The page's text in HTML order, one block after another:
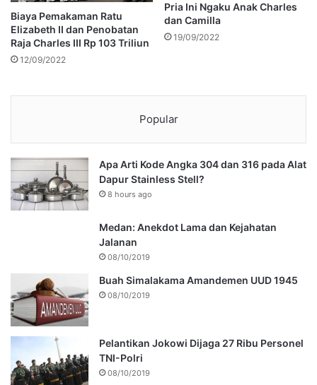
Biaya Pemakaman Ratu
Elizabeth II dan Penobatan
Raja Charles III Rp 103 Triliun
12/09/2022
Pria Ini Ngaku Anak Charles
dan Camilla
19/09/2022
Popular
Apa Arti Kode Angka 304 dan 316 pada Alat
Dapur Stainless Stell?
8 hours ago
Medan: Anekdot Lama dan Kejahatan
Jalanan
08/10/2019
Buah Simalakama Amandemen UUD 1945
08/10/2019
Pelantikan Jokowi Dijaga 27 Ribu Personel
TNI-Polri
08/10/2019